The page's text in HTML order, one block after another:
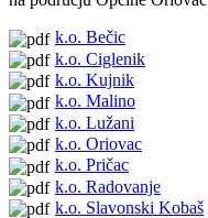
k.o. Bečic
k.o. Ciglenik
k.o. Kujnik
k.o. Malino
k.o. Lužani
k.o. Oriovac
k.o. Pričac
k.o. Radovanje
k.o. Slavonski Kobaš